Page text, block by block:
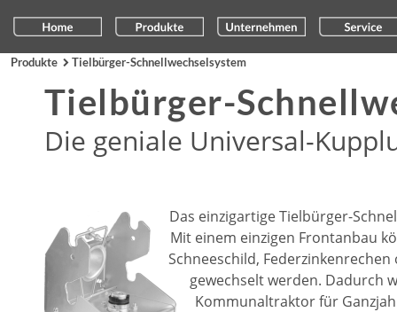
Das einzigartige Tielbürger-
Mit einem einzigen Frontanbau
Schneeschild,
gewechselt werden. Dadurch
Kommunaltraktor für
Tielbürger-
Die geniale Universal-
Produkte Tielbürger-Schnellwechselsystem
